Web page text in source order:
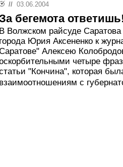
// 03.06.2004
бегемота
В Волжском райсуде
города Юрия Аксененко к
Алексею
четыре
"Кончина", которая
взаимоотношениям с